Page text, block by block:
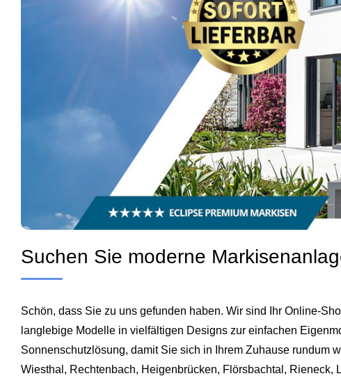
Suchen Sie moderne
Schön, dass Sie zu uns gefunden haben. Wir sind Ihr Online-
langlebige Modelle in vielfältigen Designs zur einfachen
Sonnenschutzlösung, damit Sie sich in Ihrem Zuhause rundum
Wiesthal, Rechtenbach, Heigenbrücken, Flörsbachtal, Rieneck,